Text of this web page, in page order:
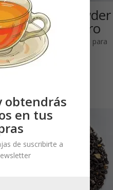
Black Gunpowder
Leche: Té negro
Necesitas estar registrado para
ver los precios
obtendrás
en tus
de suscribirte a